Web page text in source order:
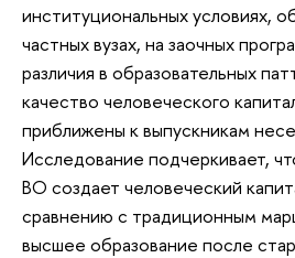
институциональных условиях,
частных вузах, на заочных
различия в образовательных
качество человеческого
приближены к выпускникам
Исследование подчеркивает,
ВО создает человеческий
сравнению с традиционным
высшее образование после